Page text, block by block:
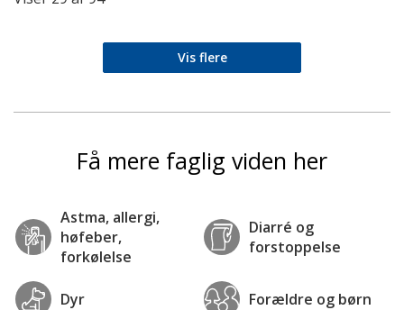
Vis flere
Få mere faglig viden her
Astma, allergi,
høfeber,
forkølelse
Diarré og
forstoppelse
Dyr Forældre og børn